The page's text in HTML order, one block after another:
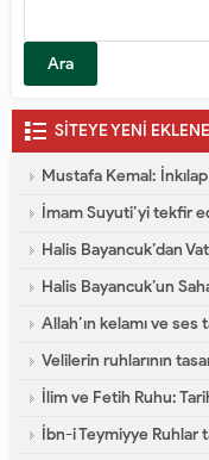
SİTEYE YENİ
Mustafa Kemal:
İmam Suyuti’yi tekfir
Halis Bayancuk’dan
Halis Bayancuk’un
Allah’ın kelamı ve
Velilerin ruhlarının
İlim ve Fetih Ruhu:
İbn-i Teymiyye Ruhlar